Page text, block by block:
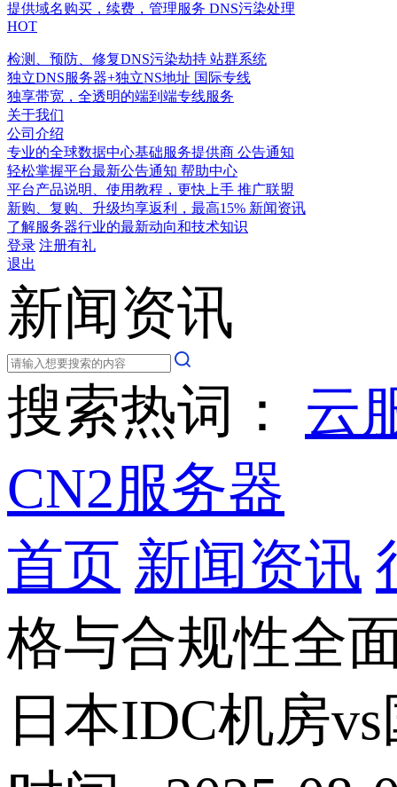
提供域名购买，续费，管理服务 DNS污染处理
HOT
检测、预防、修复DNS污染劫持 站群系统
独立DNS服务器+独立NS地址 国际专线
独享带宽，全透明的端到端专线服务
关于我们
公司介绍
专业的全球数据中心基础服务提供商 公告通知
轻松掌握平台最新公告通知 帮助中心
平台产品说明、使用教程，更快上手 推广联盟
新购、复购、升级均享返利，最高15% 新闻资讯
了解服务器行业的最新动向和技术知识
登录 注册有礼
退出
新闻资讯
搜索热词： 云
CN2服务器
首页 新闻资讯
格与合规性全
日本IDC机房